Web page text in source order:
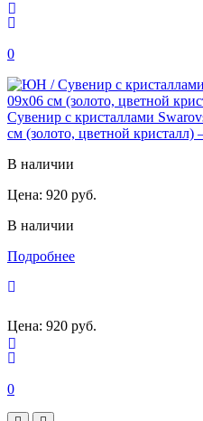
0
Сувенир с кристаллами
см (золото, цветной
В наличии
Цена: 920 руб.
В наличии
Подробнее
Цена: 920 руб.
0